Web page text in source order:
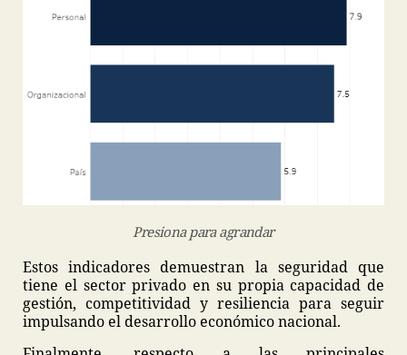
Presiona para agrandar
Estos indicadores demuestran la seguridad que
tiene el sector privado en su propia capacidad de
gestión, competitividad y resiliencia para seguir
impulsando el desarrollo económico nacional.